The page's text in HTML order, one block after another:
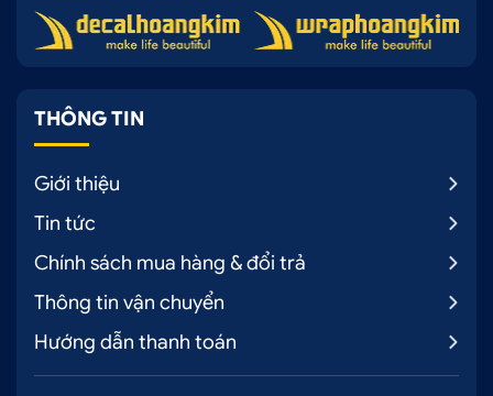
THÔNG TIN
Giới thiệu
Tin tức
Chính sách mua hàng & đổi trả
Thông tin vận chuyển
Hướng dẫn thanh toán